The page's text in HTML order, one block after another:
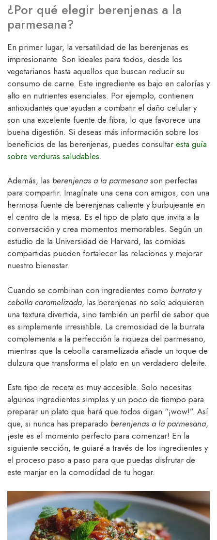
¿Por qué elegir berenjenas a la
parmesana?
En primer lugar, la versatilidad de las berenjenas es
impresionante. Son ideales para todos, desde los
vegetarianos hasta aquellos que buscan reducir su
consumo de carne. Este ingrediente es bajo en calorías y
alto en nutrientes esenciales. Por ejemplo, contienen
antioxidantes que ayudan a combatir el daño celular y
son una excelente fuente de fibra, lo que favorece una
buena digestión. Si deseas más información sobre los
beneficios de las berenjenas, puedes consultar esta guía
sobre verduras saludables.
Además, las berenjenas a la parmesana son perfectas
para compartir. Imagínate una cena con amigos, con una
hermosa fuente de berenjenas caliente y burbujeante en
el centro de la mesa. Es el tipo de plato que invita a la
conversación y crea momentos memorables. Según un
estudio de la Universidad de Harvard, las comidas
compartidas pueden fortalecer las relaciones y mejorar
nuestro bienestar.
Cuando se combinan con ingredientes como burrata y
cebolla caramelizada, las berenjenas no solo adquieren
una textura divertida, sino también un perfil de sabor que
es simplemente irresistible. La cremosidad de la burrata
complementa a la perfección la riqueza del parmesano,
mientras que la cebolla caramelizada añade un toque de
dulzura que transforma el plato en un verdadero deleite.
Este tipo de receta es muy accesible. Solo necesitas
algunos ingredientes simples y un poco de tiempo para
preparar un plato que hará que todos digan “¡wow!”. Así
que, si nunca has preparado berenjenas a la parmesana,
¡este es el momento perfecto para comenzar! En la
siguiente sección, te guiaré a través de los ingredientes y
el proceso paso a paso para que puedas disfrutar de
este manjar en la comodidad de tu hogar.